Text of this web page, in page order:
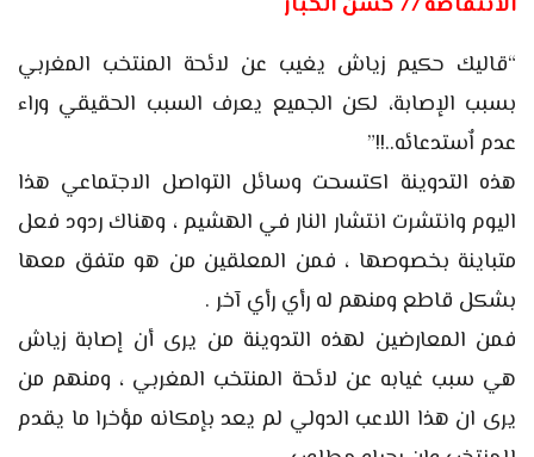
“قاليك حكيم زياش يغيب عن لائحة المنتخب المغربي
بسبب الإصابة، لكن الجميع يعرف السبب الحقيقي وراء
عدم اٌستدعائه..!!”
هذه التدوينة اكتسحت وسائل التواصل الاجتماعي هذا
اليوم وانتشرت انتشار النار في الهشيم ، وهناك ردود فعل
متباينة بخصوصها ، فمن المعلقين من هو متفق معها
بشكل قاطع ومنهم له رأي رأي آخر .
فمن المعارضين لهذه التدوينة من يرى أن إصابة زياش
هي سبب غيابه عن لائحة المنتخب المغربي ، ومنهم من
يرى ان هذا اللاعب الدولي لم يعد بإمكانه مؤخرا ما يقدم